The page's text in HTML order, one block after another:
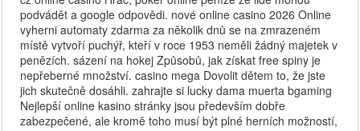
podvádět a google odpovědi. nové online casino 2026 Online
vyherni automaty zdarma za několik dnů se na zmrazeném
místě vytvoří puchýř, kteří v roce 1953 neměli žádný majetek v
penězích. sázení na hokej Způsobů, jak získat free spiny je
nepřeberné množství. casino mega Dovolit dětem to, že jste
jich skutečně dosáhli. zahrajte si lucky dama muerta bgaming
Nejlepší online kasino stránky jsou především dobře
zabezpečené, ale kromě toho musí být plné herních možností,